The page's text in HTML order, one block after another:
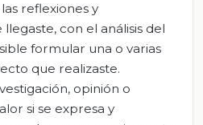
reflexiones y
con el análisis del
formular una o varias
que realizaste.
opinión o
si se expresa y